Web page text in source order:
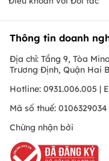
Thông tin doanh
Địa chỉ: Tầng 9, Tòa
Trương Định, Quận Hai
Hotline: 0931.006.005 |
Mã số thuế: 0106329034
Chứng nhận bởi